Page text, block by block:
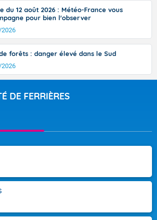
du 12 août 2026 : Météo-France vous
pour bien l'observer
forêts : danger élevé dans le Sud
DE FERRIÈRES